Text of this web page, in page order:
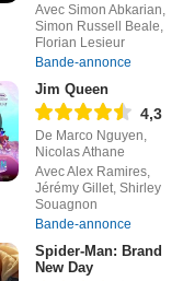
Avec Simon Abkarian,
Simon Russell Beale,
Florian Lesieur
Bande-annonce
Jim Queen
4,3
De Marco Nguyen,
Nicolas Athane
Avec Alex Ramires,
Jérémy Gillet, Shirley
Souagnon
Bande-annonce
Spider-Man: Brand
New Day